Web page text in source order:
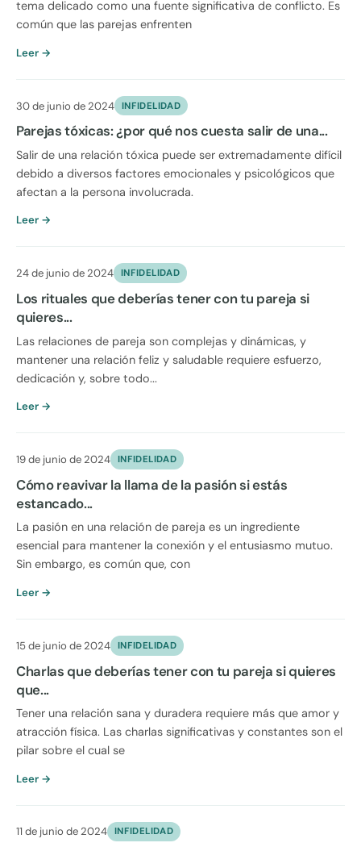
tema delicado como una fuente significativa de conflicto. Es
común que las parejas enfrenten
Leer →
30 de junio de 2024 INFIDELIDAD
Parejas tóxicas: ¿por qué nos cuesta salir de una...
Salir de una relación tóxica puede ser extremadamente difícil
debido a diversos factores emocionales y psicológicos que
afectan a la persona involucrada.
Leer →
24 de junio de 2024 INFIDELIDAD
Los rituales que deberías tener con tu pareja si
quieres...
Las relaciones de pareja son complejas y dinámicas, y
mantener una relación feliz y saludable requiere esfuerzo,
dedicación y, sobre todo...
Leer →
19 de junio de 2024 INFIDELIDAD
Cómo reavivar la llama de la pasión si estás
estancado...
La pasión en una relación de pareja es un ingrediente
esencial para mantener la conexión y el entusiasmo mutuo.
Sin embargo, es común que, con
Leer →
15 de junio de 2024 INFIDELIDAD
Charlas que deberías tener con tu pareja si quieres
que...
Tener una relación sana y duradera requiere más que amor y
atracción física. Las charlas significativas y constantes son el
pilar sobre el cual se
Leer →
11 de junio de 2024 INFIDELIDAD